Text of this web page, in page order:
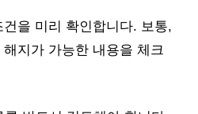
을 미리 확인합니다. 보통,
지가 가능한 내용을 체크